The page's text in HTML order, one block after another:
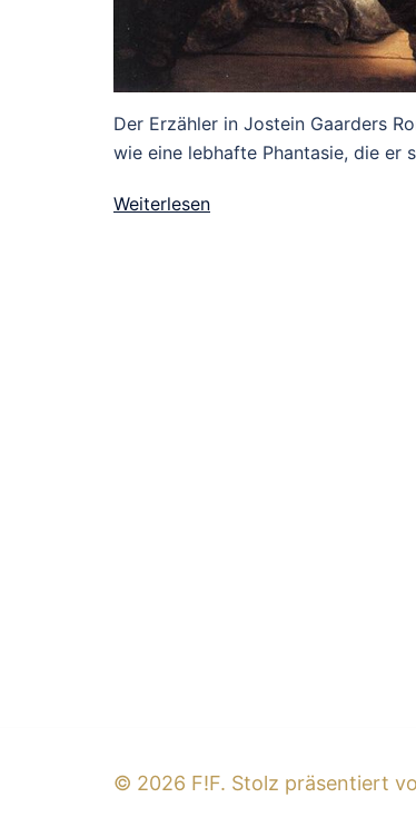
Der Erzähler in Jostein Gaarders
wie eine lebhafte Phantasie, die er
Weiterlesen
© 2026 F!F. Stolz präsentiert